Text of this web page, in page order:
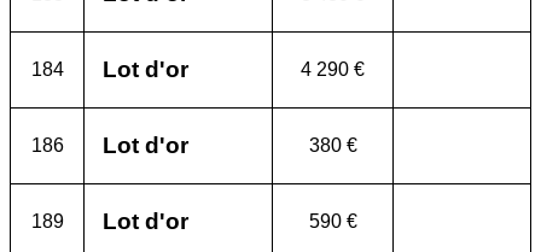
184 Lot d'or 4 290 €
186 Lot d'or 380 €
189 Lot d'or 590 €